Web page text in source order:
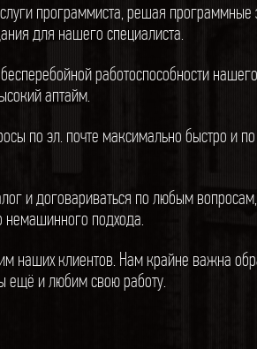
программиста, решая
для нашего специалиста.
работоспособности
аптайм.
по эл. почте максимально быстро и
и договариваться по любым
немашинного подхода.
наших клиентов. Нам крайне важна
ещё и любим свою работу.